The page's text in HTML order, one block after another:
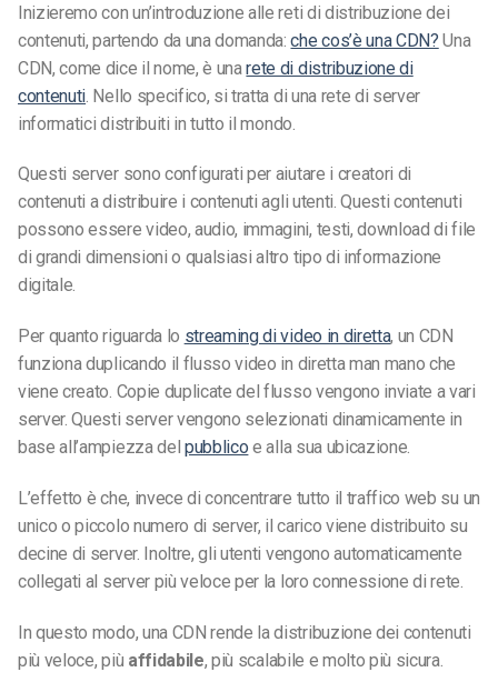
Inizieremo con un’introduzione alle reti di distribuzione dei
contenuti, partendo da una domanda:che cos’è una CDN? Una
CDN, come dice il nome, è unarete di distribuzione di
contenuti . Nello specifico, si tratta di una rete di server
informatici distribuiti in tutto il mondo.
Questi server sono configurati per aiutare i creatori di
contenuti a distribuire i contenuti agli utenti. Questi contenuti
possono essere video, audio, immagini, testi, download di file
di grandi dimensioni o qualsiasi altro tipo di informazione
digitale.
Per quanto riguarda lo streaming di video in diretta, un CDN
funziona duplicando il flusso video in diretta man mano che
viene creato. Copie duplicate del flusso vengono inviate a vari
server. Questi server vengono selezionati dinamicamente in
base all’ampiezza del pubblico e alla sua ubicazione.
L’effetto è che, invece di concentrare tutto il traffico web su un
unico o piccolo numero di server, il carico viene distribuito su
decine di server. Inoltre, gli utenti vengono automaticamente
collegati al server più veloce per la loro connessione di rete.
In questo modo, una CDN rende la distribuzione dei contenuti
più veloce, più affidabile, più scalabile e molto più sicura.